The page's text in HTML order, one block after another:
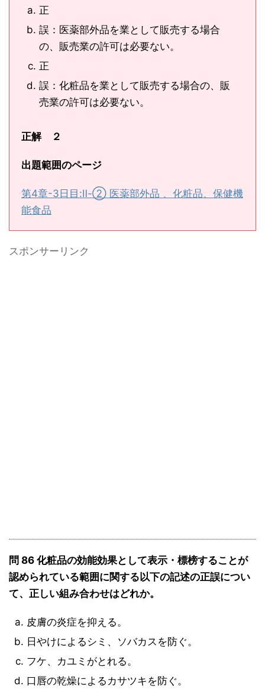
正
誤：医薬部外品を業として販売する場合
の、販売業の許可は必要ない。
正
誤：化粧品を業として販売する場合の、販
売業の許可は必要ない。
正解 ２
出題範囲のページ
第4章-3日目:Ⅱ-② 医薬部外品 、化粧品、保健機
能食品
スポンサーリンク
問 86 化粧品の効能効果として表示・標榜することが
認められている範囲に関する以下の記述の正誤につい
て、正しい組み合わせはどれか。
皮膚の炎症を抑える。
日やけによるシミ、ソバカスを防ぐ。
フケ、カユミがとれる。
口唇の乾燥によるカサツキを防ぐ。